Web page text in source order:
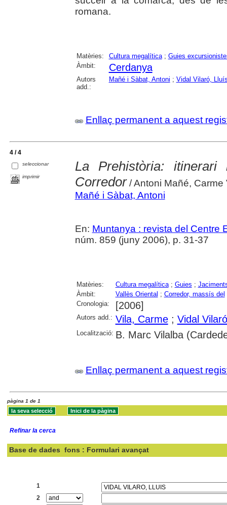
romana.
Matèries: Cultura megalítica; Guies
Àmbit:
Cerdanya
Autors
add.:
Mañé i Sàbat, Antoni ; Vidal Vilaró,
Enllaç permanent a aquest
4 / 4
seleccionar
imprimir
La Prehistòria:
Corredor/ Antoni Mañé, Carme
Mañé i Sàbat, Antoni
En: Muntanya : revista del Centre
núm. 859 (juny 2006), p. 31-37
Matèries: Cultura megalítica; Guies ;
Àmbit:
Vallès Oriental ; Corredor, massís del
Cronologia:
[2006]
Autors add.: Vila, Carme; Vidal
Localització: B. Marc Vilalba
Enllaç permanent a aquest
pàgina 1 de 1
Refinar la cerca
Base de dades fons : Formulari avançat
1
2